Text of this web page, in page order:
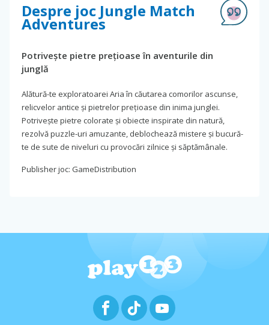
Despre joc Jungle Match
Adventures
Potrivește pietre prețioase în aventurile din
junglă
Alătură-te exploratoarei Aria în căutarea comorilor ascunse,
relicvelor antice și pietrelor prețioase din inima junglei.
Potrivește pietre colorate și obiecte inspirate din natură,
rezolvă puzzle-uri amuzante, deblochează mistere și bucură-
te de sute de niveluri cu provocări zilnice și săptămânale.
Publisher joc: GameDistribution